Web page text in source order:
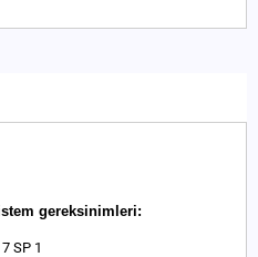
gereksinimleri:
SP 1